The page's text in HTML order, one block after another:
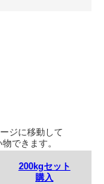
ジに移動して
できます。
200kgセット
購入